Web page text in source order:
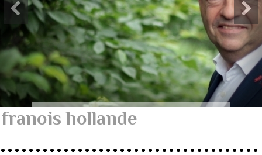
franois hollande